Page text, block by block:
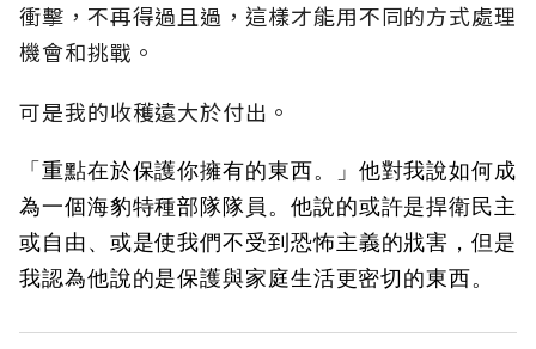
衝擊，不再得過且過，這樣才能用不同的方式處理
機會和挑戰。
可是我的收穫遠大於付出。
「重點在於保護你擁有的東西。」他對我說如何成
為一個海豹特種部隊隊員。他說的或許是捍衛民主
或自由、或是使我們不受到恐怖主義的戕害，但是
我認為他說的是保護與家庭生活更密切的東西。